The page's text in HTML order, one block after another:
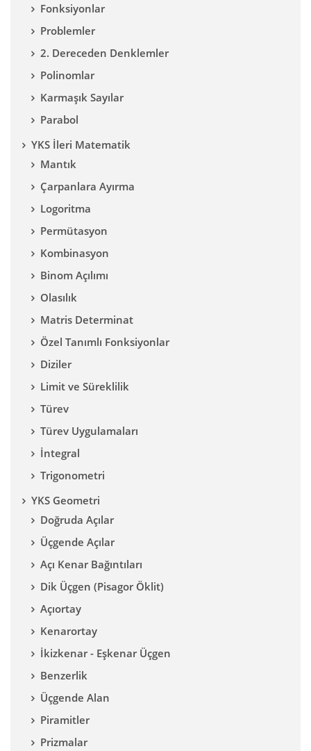
Fonksiyonlar
Problemler
2. Dereceden Denklemler
Polinomlar
Karmaşık Sayılar
Parabol
YKS İleri Matematik
Mantık
Çarpanlara Ayırma
Logoritma
Permütasyon
Kombinasyon
Binom Açılımı
Olasılık
Matris Determinat
Özel Tanımlı Fonksiyonlar
Diziler
Limit ve Süreklilik
Türev
Türev Uygulamaları
İntegral
Trigonometri
YKS Geometri
Doğruda Açılar
Üçgende Açılar
Açı Kenar Bağıntıları
Dik Üçgen (Pisagor Öklit)
Açıortay
Kenarortay
İkizkenar - Eşkenar Üçgen
Benzerlik
Üçgende Alan
Piramitler
Prizmalar